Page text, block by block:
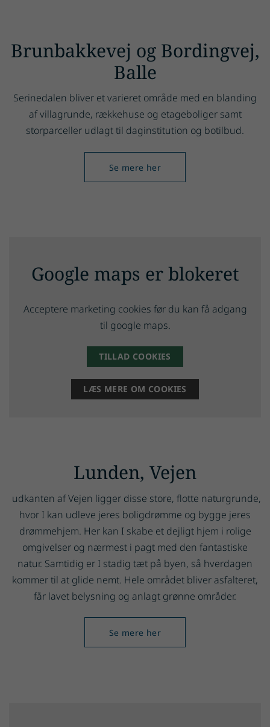
Brunbakkevej og Bordingvej,
Balle
Serinedalen bliver et varieret område med en blanding
af villagrunde, rækkehuse og etageboliger samt
storparceller udlagt til daginstitution og botilbud.
Se mere her
Google maps er blokeret
Acceptere marketing cookies før du kan få adgang
til google maps.
TILLAD COOKIES
LÆS MERE OM COOKIES
Lunden, Vejen
udkanten af Vejen ligger disse store, flotte naturgrunde,
hvor I kan udleve jeres boligdrømme og bygge jeres
drømmehjem. Her kan I skabe et dejligt hjem i rolige
omgivelser og nærmest i pagt med den fantastiske
natur. Samtidig er I stadig tæt på byen, så hverdagen
kommer til at glide nemt. Hele området bliver asfalteret,
får lavet belysning og anlagt grønne områder.
Se mere her